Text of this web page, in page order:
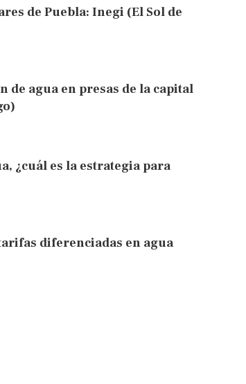
de Puebla: Inegi (El Sol de
de agua en presas de la capital
¿cuál es la estrategia para
diferenciadas en agua